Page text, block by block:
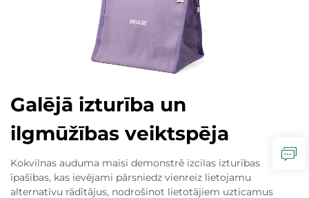
Galējā izturība un
ilgmūžības veiktspēja
Kokvilnas auduma maisi demonstrē izcilas izturības
īpašības, kas ievējami pārsniedz vienreiz lietojamu
alternatīvu rādītājus, nodrošinot lietotājiem uzticamus